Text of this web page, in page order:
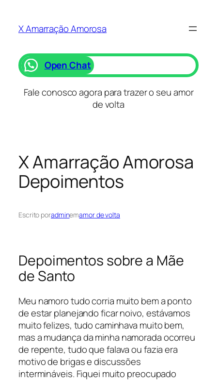
X Amarração Amorosa
Open Chat
Fale conosco agora para trazer o seu amor
de volta
X Amarração Amorosa
Depoimentos
Escrito poradminemamor de volta
Depoimentos sobre a Mãe
de Santo
Meu namoro tudo corria muito bem a ponto
de estar planejando ficar noivo, estávamos
muito felizes, tudo caminhava muito bem,
mas a mudança da minha namorada ocorreu
de repente, tudo que falava ou fazia era
motivo de brigas e discussões
intermináveis. Fiquei muito preocupado